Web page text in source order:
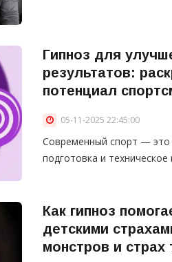
Гипноз для
результатов:
потенциал
05-11-2025 22:45:00
Современный спорт — это
подготовка и техническое
Как гипноз
детскими
монстров и страх